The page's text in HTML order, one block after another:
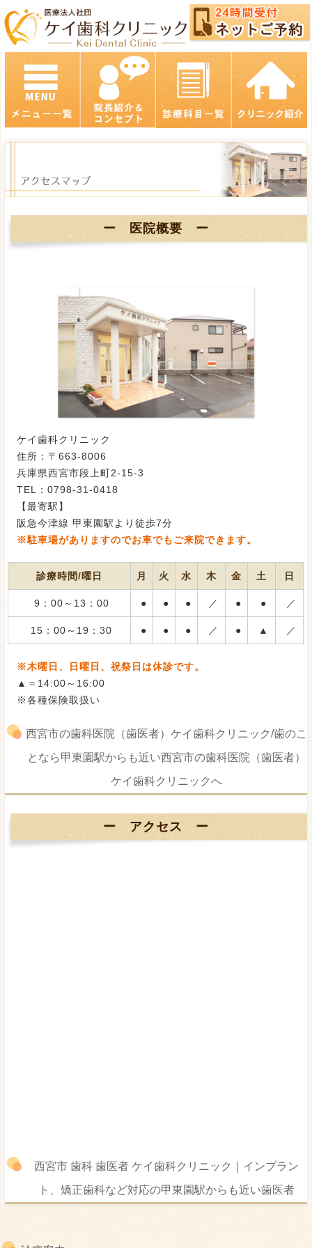
ー 医院概要 ー
ケイ歯科クリニック
住所：〒663-8006
兵庫県西宮市段上町2-15-3
TEL：0798-31-0418
【最寄駅】
阪急今津線 甲東園駅より徒歩7分
※駐車場がありますのでお車でもご来院できます。
診療時間/曜日 月 火 水 木 金 土 日
9：00～13：00 ● ● ● ／ ● ● ／
15：00～19：30 ● ● ● ／ ● ▲ ／
※木曜日、日曜日、祝祭日は休診です。
▲＝14:00～16:00
※各種保険取扱い
西宮市の歯科医院（歯医者）ケイ歯科クリニック/歯のこ
となら甲東園駅からも近い西宮市の歯科医院（歯医者）
ケイ歯科クリニックへ
ー アクセス ー
西宮市 歯科 歯医者 ケイ歯科クリニック｜インプラン
ト、矯正歯科など対応の甲東園駅からも近い歯医者